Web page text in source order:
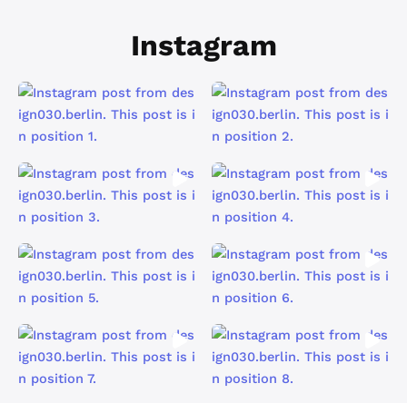
Instagram